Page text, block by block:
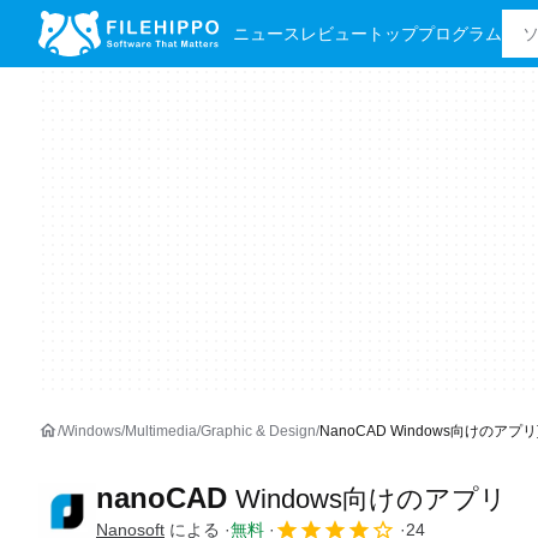
ニュース レビュー トッププログラム
Windows Multimedia Graphic & Design NanoCAD Windows向けのアプ
nanoCAD Windows向けのアプリ
Nanosoft による 無料 24